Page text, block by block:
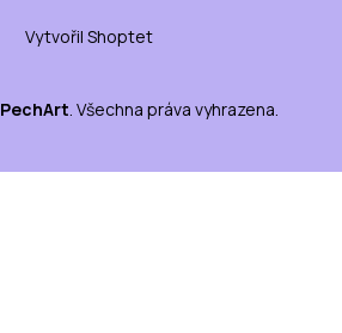
Vytvořil Shoptet
PechArt . Všechna práva vyhrazena.